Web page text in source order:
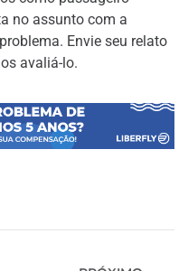
no assunto com a
Envie seu relato
avaliá-lo.